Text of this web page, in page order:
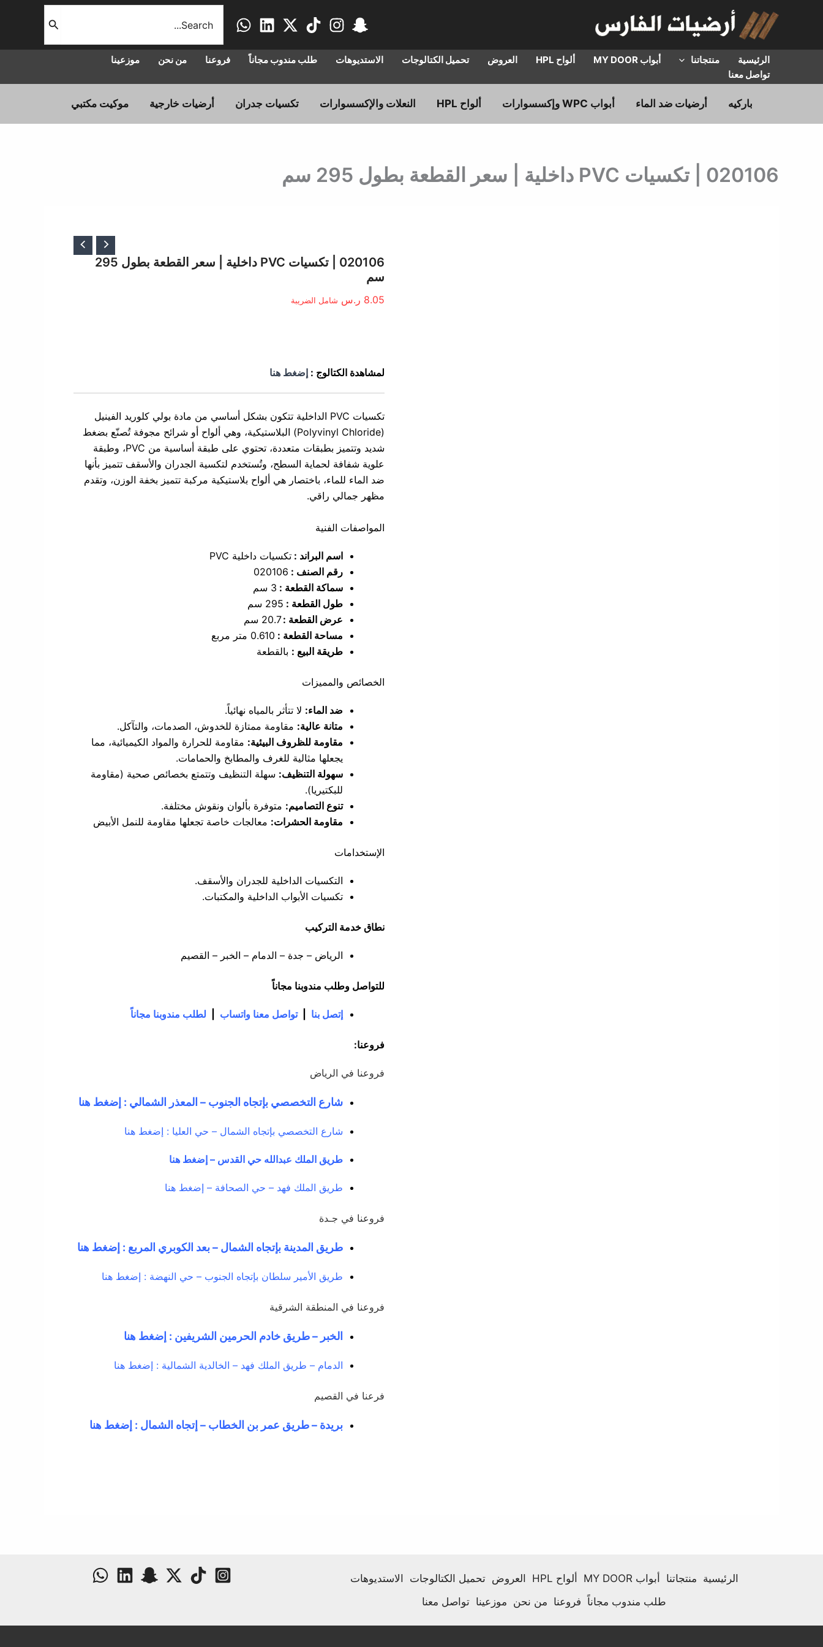
عن:
الرئيسية منتجاتنا أبواب MY DOOR ألواح HPL العروض تحميل الكتالوجات الاستديوهات طلب مندوب مجاناً فروعنا من نحن
موزعينا
تواصل معنا
باركيه أرضيات ضد الماء أبواب WPC وإكسسوارات ألواح HPL النعلات والإكسسوارات تكسيات جدران أرضيات خارجية موكيت مكتبي
020106 | تكسيات PVC داخلية | سعر القطعة بطول 295 سم
020106 | تكسيات PVC داخلية | سعر القطعة بطول 295
سم
8.05 ر.س شامل الضريبة
لمشاهدة الكتالوج :إضغط هنا
تكسيات PVC الداخلية تتكون بشكل أساسي من
مادة بولي كلوريد الفينيل
(Polyvinyl Chloride) البلاستيكية
، وهي ألواح أو شرائح مجوفة تُصنّع بضغط
شديد وتتميز بطبقات متعددة، تحتوي على طبقة أساسية من PVC، وطبقة
علوية شفافة لحماية السطح، وتُستخدم لتكسية الجدران والأسقف تتميز بأنها
ضد الماء للماء، باختصار هي ألواح بلاستيكية مركبة تتميز بخفة الوزن، وتقدم
مظهر جمالي راقي.
المواصفات الفنية
اسم البراند :تكسيات داخلية PVC
رقم الصنف : 020106
سماكة القطعة : 3 سم
طول القطعة : 295 سم
عرض القطعة :20.7 سم
مساحة القطعة : 0.610 متر مربع
طريقة البيع : بالقطعة
الخصائص والمميزات
ضد الماء: لا تتأثر بالمياه نهائياً.
متانة عالية: مقاومة ممتازة للخدوش، الصدمات، والتآكل.
مقاومة للظروف البيئية: مقاومة للحرارة والمواد الكيميائية، مما
يجعلها مثالية للغرف والمطابخ والحمامات.
سهولة التنظيف: سهلة التنظيف وتتمتع بخصائص صحية (مقاومة
للبكتيريا).
تنوع التصاميم: متوفرة بألوان ونقوش مختلفة.
مقاومة الحشرات: معالجات خاصة تجعلها مقاومة للنمل الأبيض
الإستخدامات
التكسيات الداخلية للجدران والأسقف.
تكسيات الأبواب الداخلية والمكتبات.
نطاق خدمة التركيب
الرياض – جدة – الدمام – الخبر – القصيم
للتواصل وطلب مندوبنا مجاناً
إتصل بنا |تواصل معنا واتساب لطلب مندوبنا مجاناً
فروعنا:
فروعنا في الرياض
شارع التخصصي بإتجاه الجنوب – المعذر الشمالي : إضغط هنا
شارع التخصصي بإتجاه الشمال – حي العليا : إضغط هنا
طريق الملك عبدالله حي القدس – إضغط هنا
طريق الملك فهد – حي الصحافة – إضغط هنا
فروعنا في جـدة
طريق المدينة بإتجاه الشمال – بعد الكوبري المربع : إضغط هنا
طريق الأمير سلطان بإتجاه الجنوب – حي النهضة : إضغط هنا
فروعنا في المنطقة الشرقية
الخبر – طريق خادم الحرمين الشريفين : إضغط هنا
الدمام – طريق الملك فهد – الخالدية الشمالية : إضغط هنا
فرعنا في القصيم
بريدة – طريق عمر بن الخطاب – إتجاه الشمال : إضغط هنا
الرئيسية منتجاتنا أبواب MY DOOR ألواح HPL العروض تحميل الكتالوجات الاستديوهات
طلب مندوب مجاناً فروعنا من نحن موزعينا تواصل معنا